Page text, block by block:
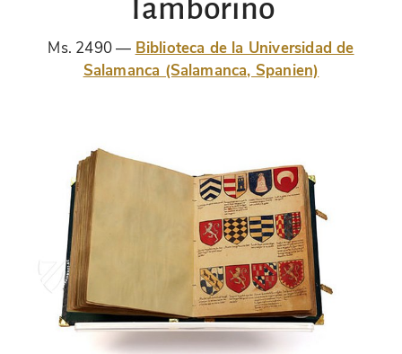
Tamborino
Ms. 2490
Biblioteca de la Universidad de
Salamanca (Salamanca, Spanien)